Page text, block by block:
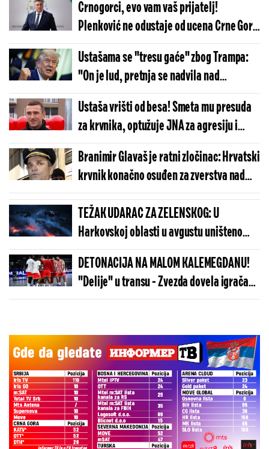
Crnogorci, evo vam vaš prijatelj!
Plenković ne odustaje od ucena Crne Gore
- ništa od EU, ako....
Ustašama se "tresu gaće" zbog Trampa:
"On je lud, pretnja se nadvila nad
Hrvatskom"
Ustaša vrišti od besa! Smeta mu presuda
za krvnika, optužuje JNA za agresiju i
kuka: "Ne mogu Hrvati uvek biti krivi..."
Branimir Glavaš je ratni zločinac: Hrvatski
krvnik konačno osuđen za zverstva nad
Srbima
TEŽAK UDARAC ZA ZELENSKOG: U
Harkovskoj oblasti u avgustu uništeno
više od 100 „baba jaga“
DETONACIJA NA MALOM KALEMEGDANU!
"Delije" u transu - Zvezda dovela igrača
Real Madrida!